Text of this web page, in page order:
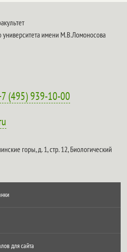
университета имени М.В.Ломоносова
(495) 939-10-00
горы, д. 1, стр. 12,Биологический
для сайта